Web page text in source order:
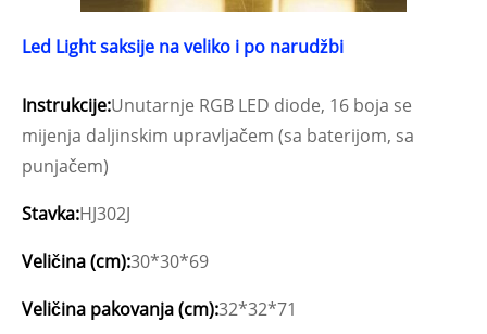
Led Light saksije na veliko i po narudžbi
Instrukcije:Unutarnje RGB LED diode, 16 boja se
mijenja daljinskim upravljačem (sa baterijom, sa
punjačem)
Stavka:HJ302J
Veličina (cm):30*30*69
Veličina pakovanja (cm):32*32*71